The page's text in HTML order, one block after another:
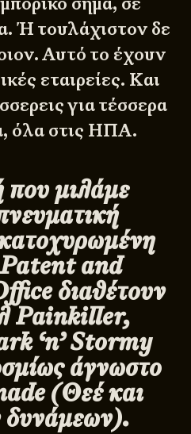
Ή τουλάχιστον δε
Αυτό το έχουν
εταιρείες. Και
για τέσσερα
όλα στις ΗΠΑ.
που μιλάμε
and
διαθέτουν
Painkiller,
‘n’ Stormy
άγνωστο
(Θεέ και
δυνάμεων).